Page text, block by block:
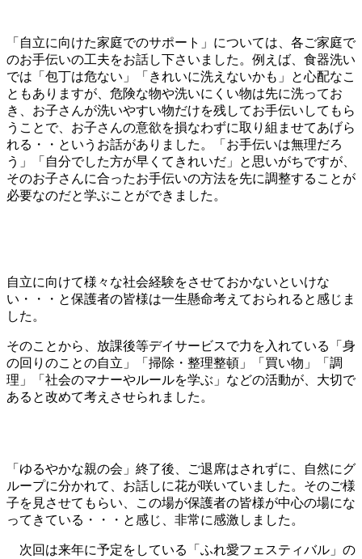
「自立に向けた家庭でのサポート」については、各ご家庭で
のお手伝いの工夫をお話し下さいました。例えば、食器洗い
では「包丁は危ない」「きれいに洗えないかも」と心配なこ
ともありますが、危険な物や洗いにくい物は先に洗ってお
き、お子さんが洗いやすい物だけを残してお手伝いしてもら
うことで、お子さんの意欲を損なわずに取り組ませてあげら
れる・・というお話がありました。「お手伝いは無理だろ
う」「自分でした方が早くてきれいだ」と思いがちですが、
そのお子さんに合ったお手伝いの方法を先に調整することが
必要なのだと学ぶことができました。
自立に向けて様々な社会経験をさせておかないといけな
い・・・と保護者の皆様は一生懸命考えておられると感じま
した。
そのことから、放課後等デイサービスで力を入れている「身
の回りのことの自立」「掃除・整理整頓」「買い物」「調
理」「社会のマナーやルールを学ぶ」などの活動が、大切で
あると改めて考えさせられました。
「ゆるやかな親の会」終了後、ご退席はされずに、自然にグ
ループに分かれて、お話しに花が咲いていました。そのご様
子を見させてもらい、この場が保護者の皆様が中心の場にな
ってきている・・・と感じ、非常に感激しました。
次回は来年に予定をしている「ふれ愛フェスティバル」の